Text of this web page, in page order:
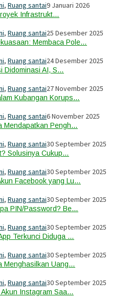
, Ruang santai9 Januari 2026
Infrastrukt…
, Ruang santai25 Desember 2025
Membaca Pole…
, Ruang santai24 Desember 2025
Didominasi AI, S…
, Ruang santai27 November 2025
Kubangan Korups…
, Ruang santai6 November 2025
Mendapatkan Pengh…
, Ruang santai30 September 2025
Solusinya Cukup…
, Ruang santai30 September 2025
Facebook yang Lu…
, Ruang santai30 September 2025
PIN/Password? Be…
, Ruang santai30 September 2025
Terkunci Diduga …
, Ruang santai30 September 2025
Menghasilkan Uang…
, Ruang santai30 September 2025
Instagram Saa…